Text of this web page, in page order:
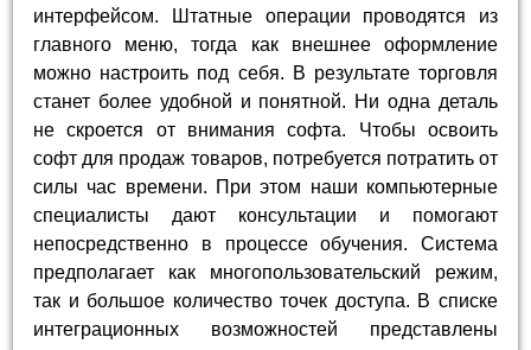
интерфейсом. Штатные операции проводятся из
главного меню, тогда как внешнее оформление
можно настроить под себя. В результате торговля
станет более удобной и понятной. Ни одна деталь
не скроется от внимания софта. Чтобы освоить
софт для продаж товаров, потребуется потратить от
силы час времени. При этом наши компьютерные
специалисты дают консультации и помогают
непосредственно в процессе обучения. Система
предполагает как многопользовательский режим,
так и большое количество точек доступа. В списке
интеграционных возможностей представлены